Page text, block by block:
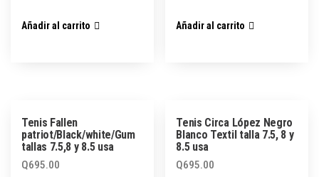
Añadir al carrito Añadir al carrito
Tenis Fallen
patriot/Black/white/Gum
tallas 7.5,8 y 8.5 usa
Q695.00
Tenis Circa López Negro
Blanco Textil talla 7.5, 8 y
8.5 usa
Q695.00